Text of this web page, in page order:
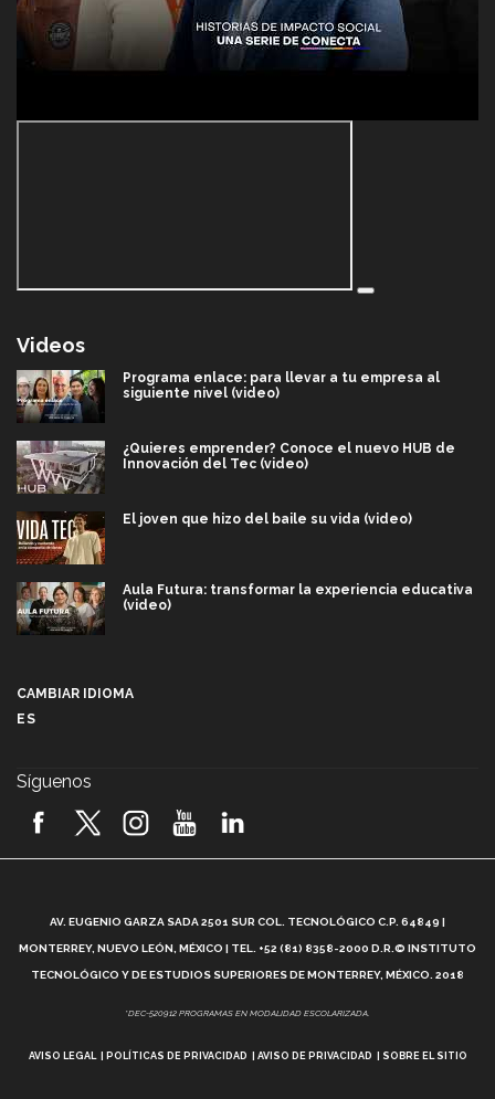
Videos
Programa enlace: para llevar a tu empresa al
siguiente nivel (video)
¿Quieres emprender? Conoce el nuevo HUB de
Innovación del Tec (video)
El joven que hizo del baile su vida (video)
Aula Futura: transformar la experiencia educativa
(video)
2026! (video)
¿Cómo es el Modelo Educativo Tec? (video)
Vida Tec: Feminismo e Inteligencia Artificial, Paola
CAMBIAR IDIOMA
ES
Síguenos
AV. EUGENIO GARZA SADA 2501 SUR COL. TECNOLÓGICO C.P. 64849 |
MONTERREY, NUEVO LEÓN, MÉXICO | TEL. +52 (81) 8358-2000 D.R.© INSTITUTO
TECNOLÓGICO Y DE ESTUDIOS SUPERIORES DE MONTERREY, MÉXICO. 2018
*DEC-520912 PROGRAMAS EN MODALIDAD ESCOLARIZADA.
AVISO LEGAL POLÍTICAS DE PRIVACIDAD AVISO DE PRIVACIDAD SOBRE EL SITIO